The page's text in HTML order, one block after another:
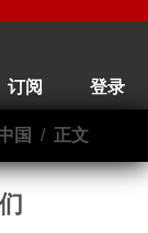
订阅 登录
国 / 正文